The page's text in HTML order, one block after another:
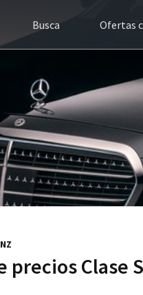
Busca Ofertas
precios Clase S